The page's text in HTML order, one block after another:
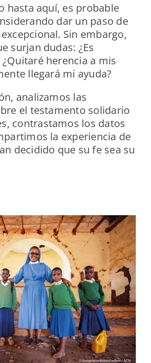
hasta aquí, es probable
dar un paso de
Sin embargo,
surjan dudas: ¿Es
herencia a mis
llegará mi ayuda?
analizamos las
el testamento solidario
contrastamos los datos
la experiencia de
decidido que su fe sea su